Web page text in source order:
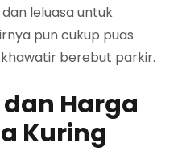
leluasa untuk
pun cukup puas
berebut parkir.
Harga
Kuring